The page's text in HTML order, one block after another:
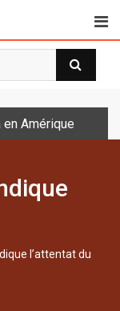
Amérique latine à
l’attentat du